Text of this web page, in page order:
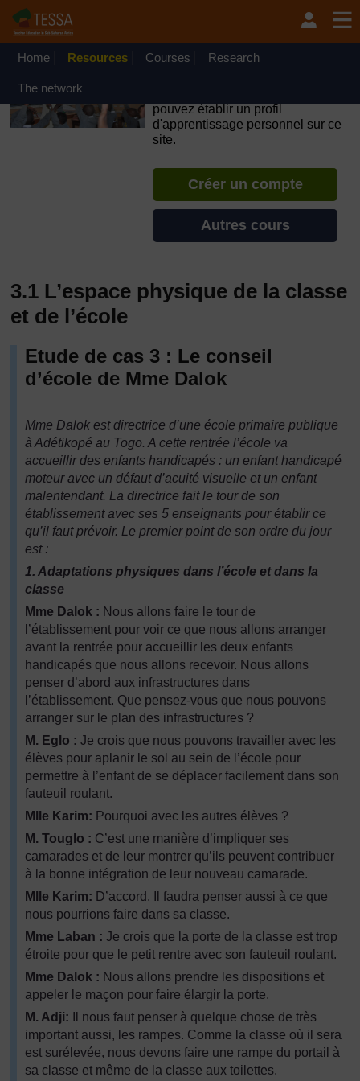
Passer au contenu principal
OpenLearn Create will be unavailable on Wednesday 12
August 2026 from 8am to 10.30am (GMT) due to routine
Home Resources Courses Research
The network
pouvez établir un profil
d'apprentissage personnel sur ce
site.
Créer un compte
Autres cours
3.1 L’espace physique de la classe
et de l’école
Etude de cas 3 : Le conseil
d’école de Mme Dalok
Mme Dalok est directrice d’une école primaire publique
à Adétikopé au Togo. A cette rentrée l’école va
accueillir des enfants handicapés : un enfant handicapé
moteur avec un défaut d’acuité visuelle et un enfant
malentendant. La directrice fait le tour de son
établissement avec ses 5 enseignants pour établir ce
qu’il faut prévoir. Le premier point de son ordre du jour
est :
1. Adaptations physiques dans l’école et dans la
classe
Mme Dalok : Nous allons faire le tour de
l’établissement pour voir ce que nous allons arranger
avant la rentrée pour accueillir les deux enfants
handicapés que nous allons recevoir. Nous allons
penser d’abord aux infrastructures dans
l’établissement. Que pensez-vous que nous pouvons
arranger sur le plan des infrastructures ?
M. Eglo : Je crois que nous pouvons travailler avec les
élèves pour aplanir le sol au sein de l’école pour
permettre à l’enfant de se déplacer facilement dans son
fauteuil roulant.
Mlle Karim: Pourquoi avec les autres élèves ?
M. Touglo : C’est une manière d’impliquer ses
camarades et de leur montrer qu’ils peuvent contribuer
à la bonne intégration de leur nouveau camarade.
Mlle Karim: D’accord. Il faudra penser aussi à ce que
nous pourrions faire dans sa classe.
Mme Laban : Je crois que la porte de la classe est trop
étroite pour que le petit rentre avec son fauteuil roulant.
Mme Dalok : Nous allons prendre les dispositions et
appeler le maçon pour faire élargir la porte.
M. Adji: Il nous faut penser à quelque chose de très
important aussi, les rampes. Comme la classe où il sera
est surélevée, nous devons faire une rampe du portail à
sa classe et même de la classe aux toilettes.